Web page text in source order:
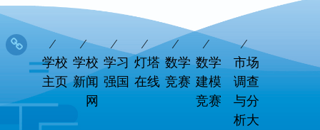
学校
主页
学校
新闻
网
学习
强国
灯塔
在线
数学
竞赛
数学
建模
竞赛
市场
调查
与分
析大